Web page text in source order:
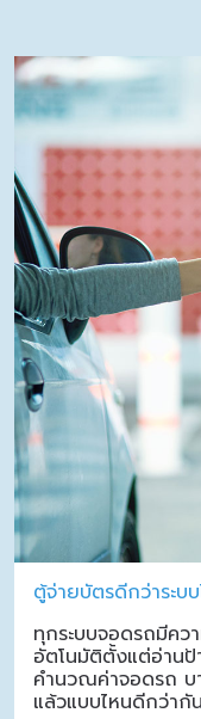
ตู้จ่ายบัตรดีกว่าระบ
ทุกระบบจอดรถมีคว
อัตโนมัติตั้งแต่อ่านป้
คำนวณค่าจอดรถ บา
แล้วแบบไหนดีกว่ากั